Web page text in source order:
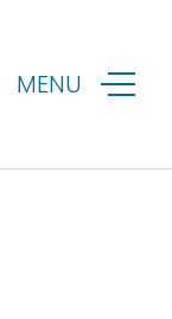
MENU